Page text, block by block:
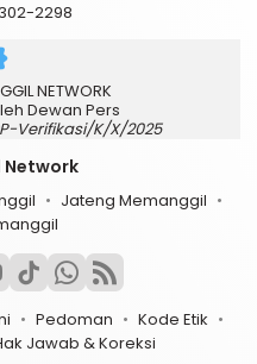
2298
NETWORK
Dewan Pers
Verifikasi/K/X/2025
Network
Jateng Memanggil
Pedoman
Kode Etik
Jawab & Koreksi